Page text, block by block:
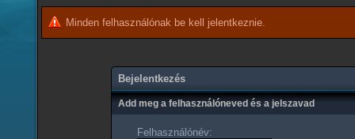
Minden felhasználónak be kell jelentkeznie.
Bejelentkezés
Add meg a felhasználóneved és a jelszavad
Felhasználónév: